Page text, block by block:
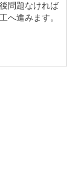
問題なければ
へ進みます。